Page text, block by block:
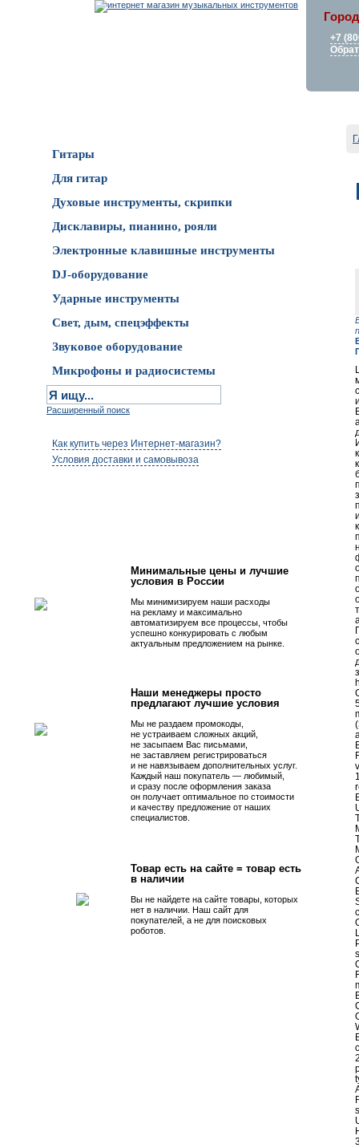
+7
Гитары
Для гитар
Духовые инструменты, скрипки
Дисклавиры, пианино, рояли
Электронные клавишные инструменты
DJ-оборудование
Ударные инструменты
Свет, дым, спецэффекты
Звуковое оборудование
Микрофоны и радиосистемы
Расширенный поиск
Как купить через Интернет-магазин?
Условия доставки и самовывоза
Минимальные цены и лучшие
условия в России
Мы минимизируем наши расходы
на рекламу и максимально
автоматизируем все процессы, чтобы
успешно конкурировать с любым
актуальным предложением на рынке.
Наши менеджеры просто
предлагают лучшие условия
Мы не раздаем промокоды,
не устраиваем сложных акций,
не засыпаем Вас письмами,
не заставляем регистрироваться
и не навязываем дополнительных услуг.
Каждый наш покупатель — любимый,
и сразу после оформления заказа
он получает оптимальное по стоимости
и качеству предложение от наших
специалистов.
Товар есть на сайте = товар есть
в наличии
Вы не найдете на сайте товары, которых
нет в наличии. Наш сайт для
покупателей, а не для поисковых
роботов.